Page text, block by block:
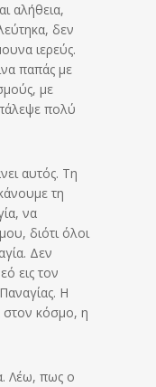
αλήθεια,
δεν
ιερεύς.
παπάς με
με
πολύ
αυτός. Τη
τη
να
διότι όλοι
Δεν
εις τον
Η
στον κόσμο, η
Λέω, πως ο